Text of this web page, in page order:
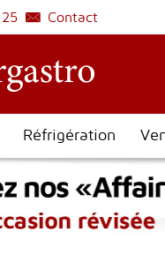
Contact
Réfrigération